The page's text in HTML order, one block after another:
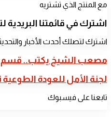
مع المنتج الذي تشتريه
اشترك في قائمتنا البريدية
اشترك لتصلك أحدث الأخبار
مصعب
الشيخ
يكتب..
قسم
شلعي
مصعب الشيخ يكتب.. قسم
لجنة
الأمل
للعودة
الطوعية
لجنة الأمل للعودة
تابعنا على فيسبوك